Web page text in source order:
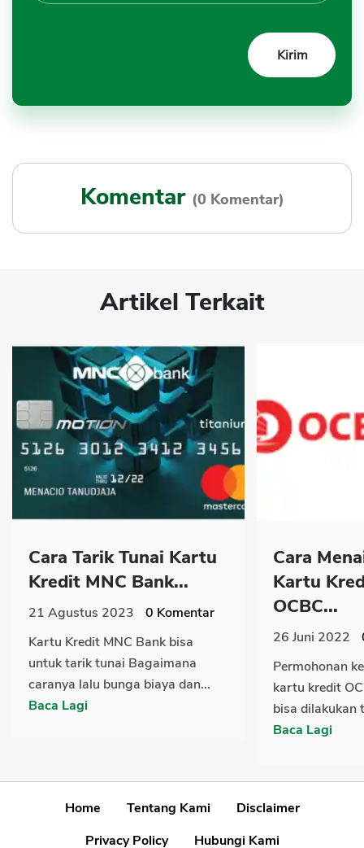
Komentar (0 Komentar)
Artikel Terkait
Cara Tarik Tunai Kartu
Kredit MNC Bank...
21 Agustus 2023 0 Komentar
Kartu Kredit MNC Bank bisa
untuk tarik tunai Bagaimana
caranya lalu bunga biaya dan...
Baca Lagi
Cara
Kartu
OCBC...
26 Juni 2022
Permohonan
kartu kredit
bisa dilakukan
Baca Lagi
Home Tentang Kami
Disclaimer
Privacy Policy
Hubungi Kami